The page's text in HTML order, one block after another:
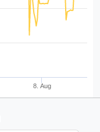
8. Aug